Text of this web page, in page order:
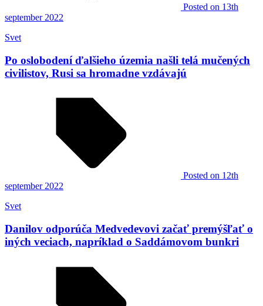
Posted on 13th
september 2022
Svet
Po oslobodení ďalšieho územia našli telá mučených
civilistov, Rusi sa hromadne vzdávajú
Posted on 12th
september 2022
Svet
Danilov odporúča Medvedevovi začať premýšľať o
iných veciach, napríklad o Saddámovom bunkri